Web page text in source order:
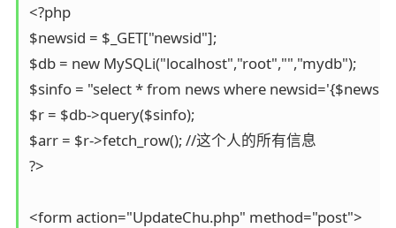
<?php
$newsid = $_GET["newsid"];
$db = new MySQLi("localhost","root","","mydb");
$sinfo = "select * from news where
$r = $db->query($sinfo);
$arr = $r->fetch_row(); //这个人的所有信息
?>
<form action="UpdateChu.php" method="post">